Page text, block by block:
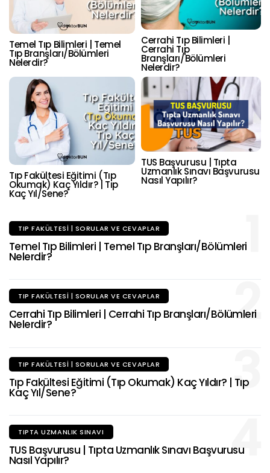
Temel Tıp Bilimleri | Temel
Tıp Branşları/Bölümleri
Nelerdir?
Cerrahi Tıp Bilimleri |
Cerrahi Tıp
Branşları/Bölümleri
Nelerdir?
Tıp Fakültesi Eğitimi (Tıp
Okumak) Kaç Yıldır? | Tıp
Kaç Yıl/Sene?
TUS Başvurusu | Tıpta
Uzmanlık Sınavı Başvurusu
Nasıl Yapılır?
1
TIP FAKÜLTESI | SORULAR VE CEVAPLAR
Temel Tıp Bilimleri | Temel Tıp Branşları/Bölümleri
Nelerdir?
2
TIP FAKÜLTESI | SORULAR VE CEVAPLAR
Cerrahi Tıp Bilimleri | Cerrahi Tıp Branşları/Bölümleri
Nelerdir?
3
TIP FAKÜLTESI | SORULAR VE CEVAPLAR
Tıp Fakültesi Eğitimi (Tıp Okumak) Kaç Yıldır? | Tıp
Kaç Yıl/Sene?
4
TIPTA UZMANLIK SINAVI
TUS Başvurusu | Tıpta Uzmanlık Sınavı Başvurusu
Nasıl Yapılır?